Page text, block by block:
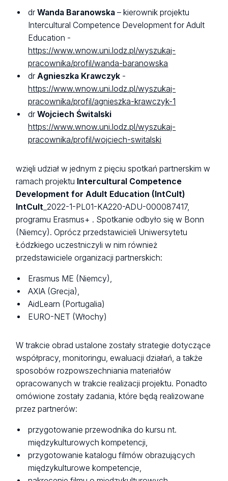
drWanda Baranowska – kierownik projektu
Intercultural Competence Development for Adult
Education -
https://www.wnow.uni.lodz.pl/wyszukaj-
pracownika/profil/wanda-baranowska
dr Agnieszka Krawczyk -
https://www.wnow.uni.lodz.pl/wyszukaj-
pracownika/profil/agnieszka-krawczyk-1
drWojciech Świtalski
https://www.wnow.uni.lodz.pl/wyszukaj-
pracownika/profil/wojciech-switalski
wzięli udział w jednym z pięciu spotkań partnerskim w
ramach projektu Intercultural Competence
Development for Adult Education (IntCult)
IntCult _2022-1-PL01-KA220-ADU-000087417,
programu Erasmus+ . Spotkanie odbyło się w Bonn
(Niemcy). Oprócz przedstawicieli Uniwersytetu
Łódzkiego uczestniczyli w nim również
przedstawiciele organizacji partnerskich:
Erasmus ME (Niemcy),
AXIA (Grecja),
AidLearn (Portugalia)
EURO-NET (Włochy)
W trakcie obrad ustalone zostały strategie dotyczące
współpracy, monitoringu, ewaluacji działań, a także
sposobów rozpowszechniania materiałów
opracowanych w trakcie realizacji projektu. Ponadto
omówione zostały zadania, które będą realizowane
przez partnerów:
przygotowanie przewodnika do kursu nt.
międzykulturowych kompetencji,
przygotowanie katalogu filmów obrazujących
międzykulturowe kompetencje,